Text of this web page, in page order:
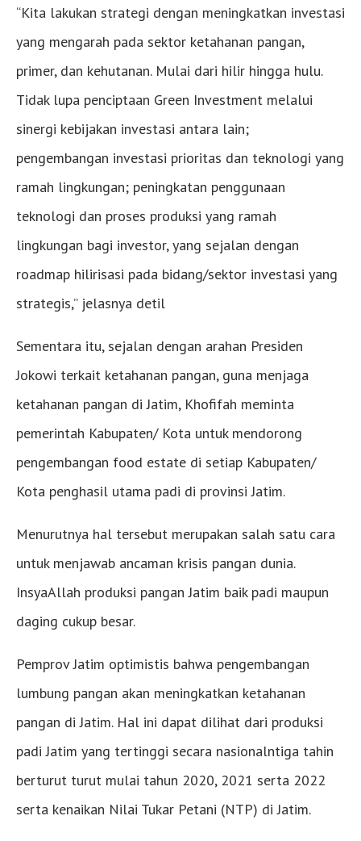
“Kita lakukan strategi dengan meningkatkan investasi
yang mengarah pada sektor ketahanan pangan,
primer, dan kehutanan. Mulai dari hilir hingga hulu.
Tidak lupa penciptaan Green Investment melalui
sinergi kebijakan investasi antara lain;
pengembangan investasi prioritas dan teknologi yang
ramah lingkungan; peningkatan penggunaan
teknologi dan proses produksi yang ramah
lingkungan bagi investor, yang sejalan dengan
roadmap hilirisasi pada bidang/sektor investasi yang
strategis,” jelasnya detil
Sementara itu, sejalan dengan arahan Presiden
Jokowi terkait ketahanan pangan, guna menjaga
ketahanan pangan di Jatim, Khofifah meminta
pemerintah Kabupaten/ Kota untuk mendorong
pengembangan food estate di setiap Kabupaten/
Kota penghasil utama padi di provinsi Jatim.
Menurutnya hal tersebut merupakan salah satu cara
untuk menjawab ancaman krisis pangan dunia.
InsyaAllah produksi pangan Jatim baik padi maupun
daging cukup besar.
Pemprov Jatim optimistis bahwa pengembangan
lumbung pangan akan meningkatkan ketahanan
pangan di Jatim. Hal ini dapat dilihat dari produksi
padi Jatim yang tertinggi secara nasionalntiga tahin
berturut turut mulai tahun 2020, 2021 serta 2022
serta kenaikan Nilai Tukar Petani (NTP) di Jatim.